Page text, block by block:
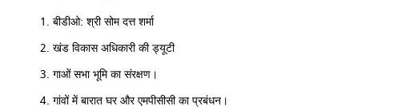
बीडीओ: श्री सोम दत्त शर्मा
खंड विकास अधिकारी की ड्यूटी
गाओं सभा भूमि का संरक्षण।
गांवों में बारात घर और एमपीसीसी का प्रबंधन।